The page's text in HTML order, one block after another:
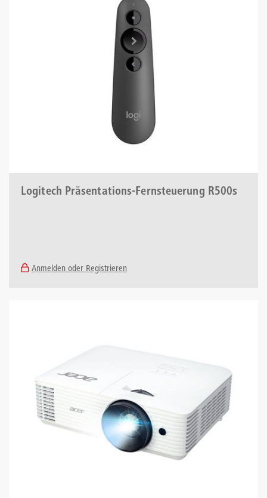
Logitech Präsentations-Fernsteuerung R500s
Anmelden oder Registrieren